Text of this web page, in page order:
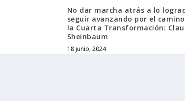
No dar marcha atrás a lo
seguir avanzando por el
la Cuarta Transformación:
Sheinbaum
18 junio, 2024